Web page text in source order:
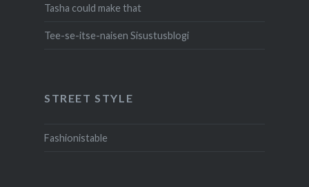
Tasha could make that
Tee-se-itse-naisen Sisustusblogi
STREET STYLE
Fashionistable